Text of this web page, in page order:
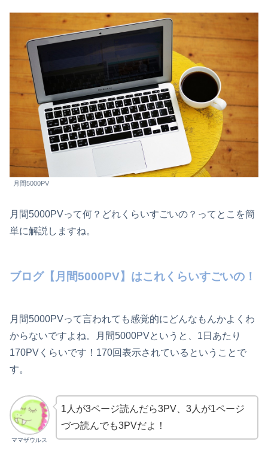
月間5000PV
月間5000PVって何？どれくらいすごいの？ってとこを簡
単に解説しますね。
ブログ【月間5000PV】はこれくらいすごいの！
月間5000PVって言われても感覚的にどんなもんかよくわ
からないですよね。月間5000PVというと、1日あたり
170PVくらいです！170回表示されているということで
す。
ママザウルス
1人が3ページ読んだら3PV、3人が1ページ
づつ読んでも3PVだよ！